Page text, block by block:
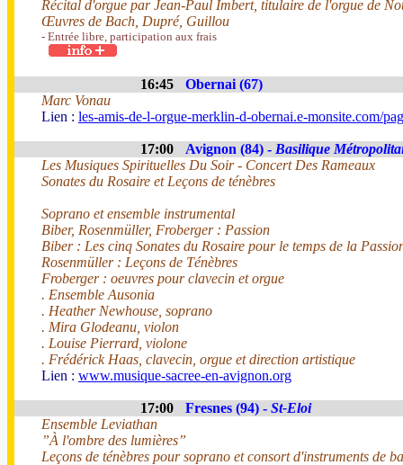
Récital d'orgue par Jean-Paul Imbert, titulaire de l'orgue de
Œuvres de Bach, Dupré, Guillou
- Entrée libre, participation aux frais
16:45
Obernai (67)
Marc Vonau
Lien : les-amis-de-l-orgue-merklin-d-obernai.e-monsite.com/
17:00 Avignon (84) - Basilique
Les Musiques Spirituelles Du Soir - Concert Des Rameaux
Sonates du Rosaire et Leçons de ténèbres
Soprano et ensemble instrumental
Biber, Rosenmüller, Froberger : Passion
Biber : Les cinq Sonates du Rosaire pour le temps de la
Rosenmüller : Leçons de Ténèbres
Froberger : oeuvres pour clavecin et orgue
. Ensemble Ausonia
. Heather Newhouse, soprano
. Mira Glodeanu, violon
. Louise Pierrard, violone
. Frédérick Haas, clavecin, orgue et direction artistique
Lien : www.musique-sacree-en-avignon.org
17:00 Fresnes (94) - St-Eloi
Ensemble Leviathan
”À l'ombre des lumières”
Leçons de ténèbres pour soprano et consort d'instruments de